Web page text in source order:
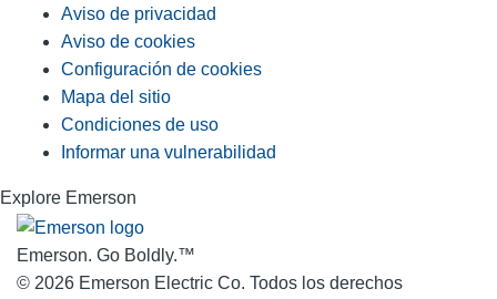
Aviso de privacidad
Aviso de cookies
Configuración de cookies
Mapa del sitio
Condiciones de uso
Informar una vulnerabilidad
Explore Emerson
Emerson. Go Boldly.™
© 2026 Emerson Electric Co. Todos los derechos